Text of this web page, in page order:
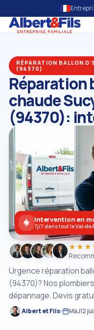
RÉPARATION BALLON
(94370)
Réparation
chaude
(94370):
Urgence réparation
(94370)? Nos
dépannage. Devis
Albert et Fils MàJ12
Intervention en
7j/7 dans tout le